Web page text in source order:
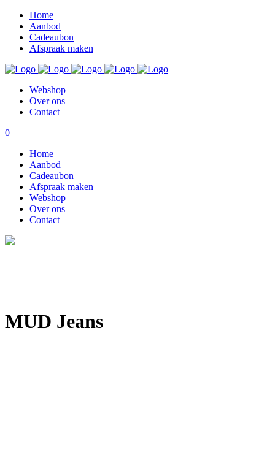
Home
Aanbod
Cadeaubon
Afspraak maken
Webshop
Over ons
Contact
0
Home
Aanbod
Cadeaubon
Afspraak maken
Webshop
Over ons
Contact
MUD Jeans